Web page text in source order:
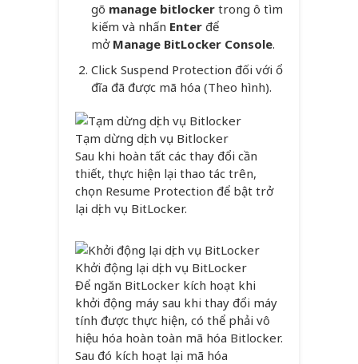
gõ manage bitlocker trong ô tìm
kiếm và nhấn Enter để
mở Manage BitLocker Console.
Click Suspend Protection đối với ổ
đĩa đã được mã hóa (Theo hình).
Tạm dừng dịch vụ Bitlocker
Sau khi hoàn tất các thay đổi cần
thiết, thực hiện lại thao tác trên,
chọn Resume Protection để bật trở
lại dịch vụ BitLocker.
Khởi động lại dịch vụ BitLocker
Để ngăn BitLocker kích hoạt khi
khởi động máy sau khi thay đổi máy
tính được thực hiện, có thể phải vô
hiệu hóa hoàn toàn mã hóa Bitlocker.
Sau đó kích hoạt lại mã hóa